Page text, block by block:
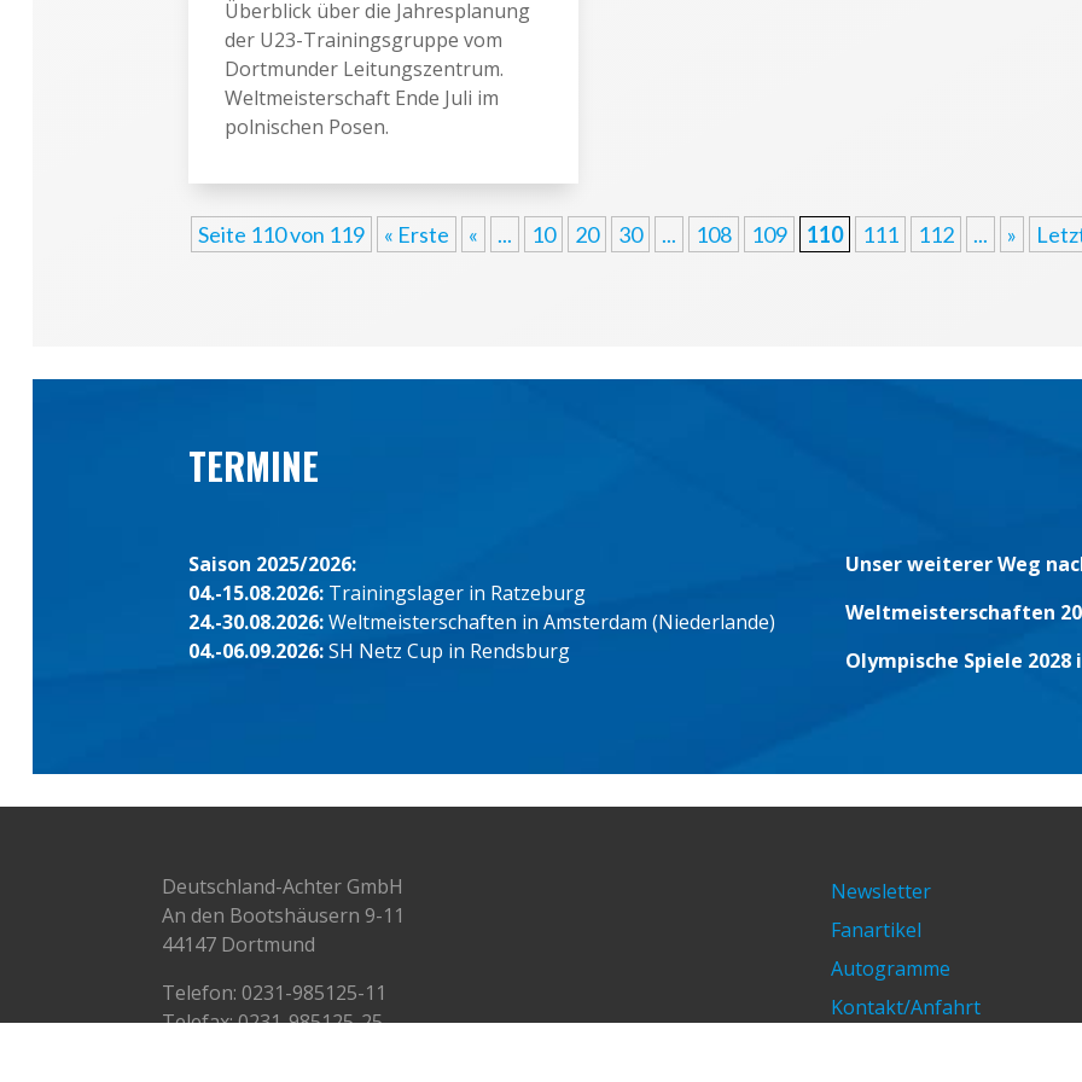
Überblick über die Jahresplanung
der U23-Trainingsgruppe vom
Dortmunder Leitungszentrum.
Weltmeisterschaft Ende Juli im
polnischen Posen.
Seite 110 von 119 « Erste « ... 10 20 30 ... 108 109 110 111 112 ... »
TERMINE
Saison 2025/2026:
04.-15.08.2026: Trainingslager in Ratzeburg
24.-30.08.2026:Weltmeisterschaften in Amsterdam (Niederlande)
04.-06.09.2026:SH Netz Cup in Rendsburg
Unser weiterer Weg
Weltmeisterschaften
Olympische Spiele 2028
Deutschland-Achter GmbH
An den Bootshäusern 9-11
44147 Dortmund
Telefon: 0231-985125-11
Telefax: 0231-985125-25
Newsletter
Fanartikel
Autogramme
Kontakt/Anfahrt